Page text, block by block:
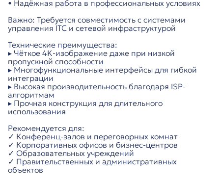
• Надёжная работа в профессиональных условиях
Важно: Требуется совместимость с системами
управления ITC и сетевой инфраструктурой
Технические преимущества:
▸ Чёткое 4K-изображение даже при низкой
пропускной способности
▸ Многофункциональные интерфейсы для гибкой
интеграции
▸ Высокая производительность благодаря ISP-
алгоритмам
▸ Прочная конструкция для длительного
использования
Рекомендуется для:
✓ Конференц-залов и переговорных комнат
✓ Корпоративных офисов и бизнес-центров
✓ Образовательных учреждений
✓ Правительственных и административных
объектов